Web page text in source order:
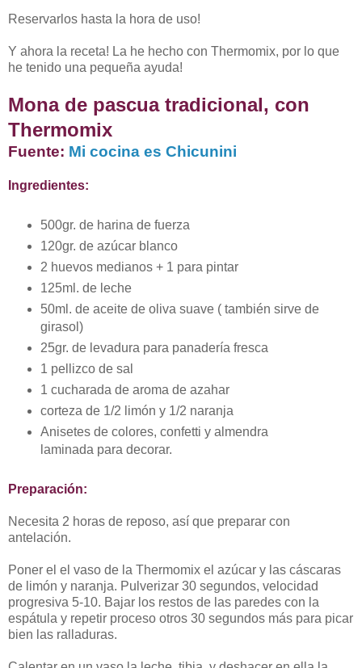
Reservarlos hasta la hora de uso!
Y ahora la receta! La he hecho con Thermomix, por lo que
he tenido una pequeña ayuda!
Mona de pascua tradicional, con
Thermomix
Fuente: Mi cocina es Chicunini
Ingredientes:
500gr. de harina de fuerza
120gr. de azúcar blanco
2 huevos medianos + 1 para pintar
125ml. de leche
50ml. de aceite de oliva suave ( también sirve de
girasol)
25gr. de levadura para panadería fresca
1 pellizco de sal
1 cucharada de aroma de azahar
corteza de 1/2 limón y 1/2 naranja
Anisetes de colores, confetti y almendra
laminada para decorar.
Preparación:
Necesita 2 horas de reposo, así que preparar con
antelación.
Poner el el vaso de la Thermomix el azúcar y las cáscaras
de limón y naranja. Pulverizar 30 segundos, velocidad
progresiva 5-10. Bajar los restos de las paredes con la
espátula y repetir proceso otros 30 segundos más para picar
bien las ralladuras.